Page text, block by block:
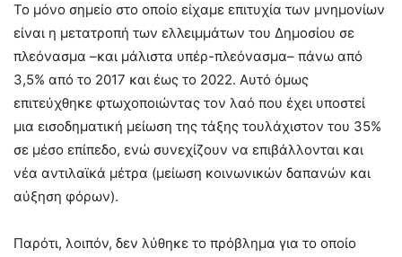
Το μόνο σημείο στο οποίο είχαμε επιτυχία των μνημονίων
είναι η μετατροπή των ελλειμμάτων του Δημοσίου σε
πλεόνασμα –και μάλιστα υπέρ-πλεόνασμα– πάνω από
3,5% από το 2017 και έως το 2022. Αυτό όμως
επιτεύχθηκε φτωχοποιώντας τον λαό που έχει υποστεί
μια εισοδηματική μείωση της τάξης τουλάχιστον του 35%
σε μέσο επίπεδο, ενώ συνεχίζουν να επιβάλλονται και
νέα αντιλαϊκά μέτρα (μείωση κοινωνικών δαπανών και
αύξηση φόρων).
Παρότι, λοιπόν, δεν λύθηκε το πρόβλημα για το οποίο